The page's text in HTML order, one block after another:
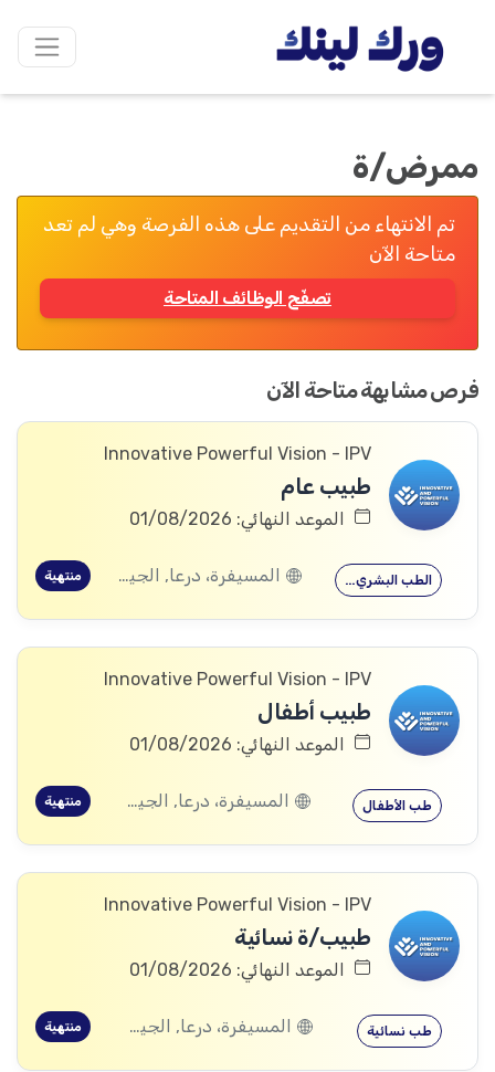
ممرض/ة
تم الانتهاء من التقديم على هذه الفرصة وهي لم تعد
متاحة الآن
تصفّح الوظائف المتاحة
فرص مشابهة متاحة الآن
Innovative Powerful Vision - IPV
طبيب عام
الموعد النهائي: 01/08/2026
الطب البشري… المسيفرة، درعا, الجيزة، درعا, بصر الحرير، درعا منتهية
Innovative Powerful Vision - IPV
طبيب أطفال
الموعد النهائي: 01/08/2026
طب الأطفال المسيفرة، درعا, الجيزة، درعا, بصر الحرير، درعا منتهية
Innovative Powerful Vision - IPV
طبيب/ة نسائية
الموعد النهائي: 01/08/2026
طب نسائية المسيفرة، درعا, الجيزة، درعا, بصر الحرير، درعا منتهية